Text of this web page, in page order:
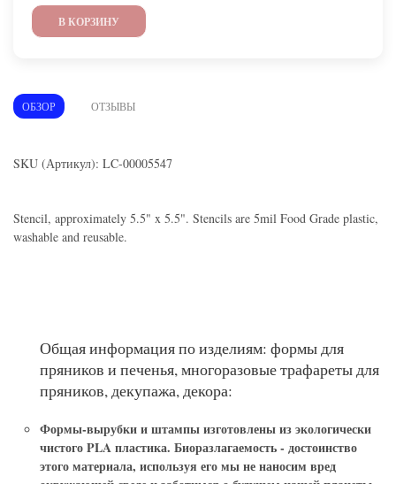
В КОРЗИНУ
ОБЗОР ОТЗЫВЫ
SKU (Артикул): LC-00005547
Stencil, approximately 5.5" x 5.5". Stencils are 5mil Food Grade plastic,
washable and reusable.
Общая информация по изделиям: формы для
пряников и печенья, многоразовые трафареты для
пряников, декупажа, декора:
Формы-вырубки и штампыизготовлены из экологически
чистого PLA пластика. Биоразлагаемость - достоинство
этого материала, используя его мы не наносим вред